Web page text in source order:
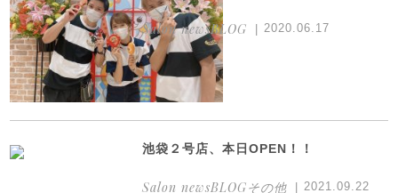
Salon newsBLOG 2020.06.17
池袋２号店、本日OPEN！！
Salon newsBLOGその他 2021.09.22